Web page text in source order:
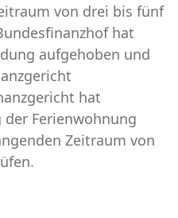
von drei bis fünf
hat
aufgehoben und
hat
Ferienwohnung
Zeitraum von